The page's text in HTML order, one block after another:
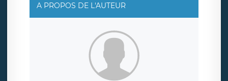
données. Vous pouvez exercer ces droits auprès du délégué
de traitement est la société LÉGAVOX, sis 9 rue Léopold
Sédar Senghor, joignable à l’adresse mail :
responsabledetraitement@legavox.fr. Vous avez également
le droit d’introduire une réclamation auprès d’une autorité
A PROPOS DE L'AUTEUR